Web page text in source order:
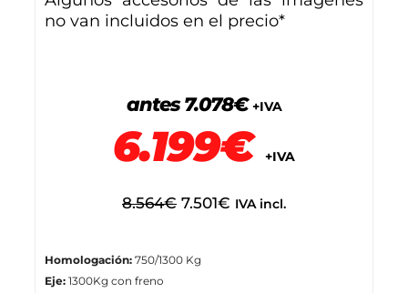
no van incluidos en el precio*
antes 7.078€+IVA
6.199€ +IVA
8.564€ 7.501€ IVA incl.
Homologación: 750/1300 Kg
Eje: 1300Kg con freno